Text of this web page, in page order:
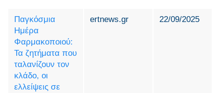
Παγκόσμια
Ημέρα
Φαρμακοποιού:
Τα ζητήματα που
ταλανίζουν τον
κλάδο, οι
ελλείψεις σε
ertnews.gr 22/09/2025